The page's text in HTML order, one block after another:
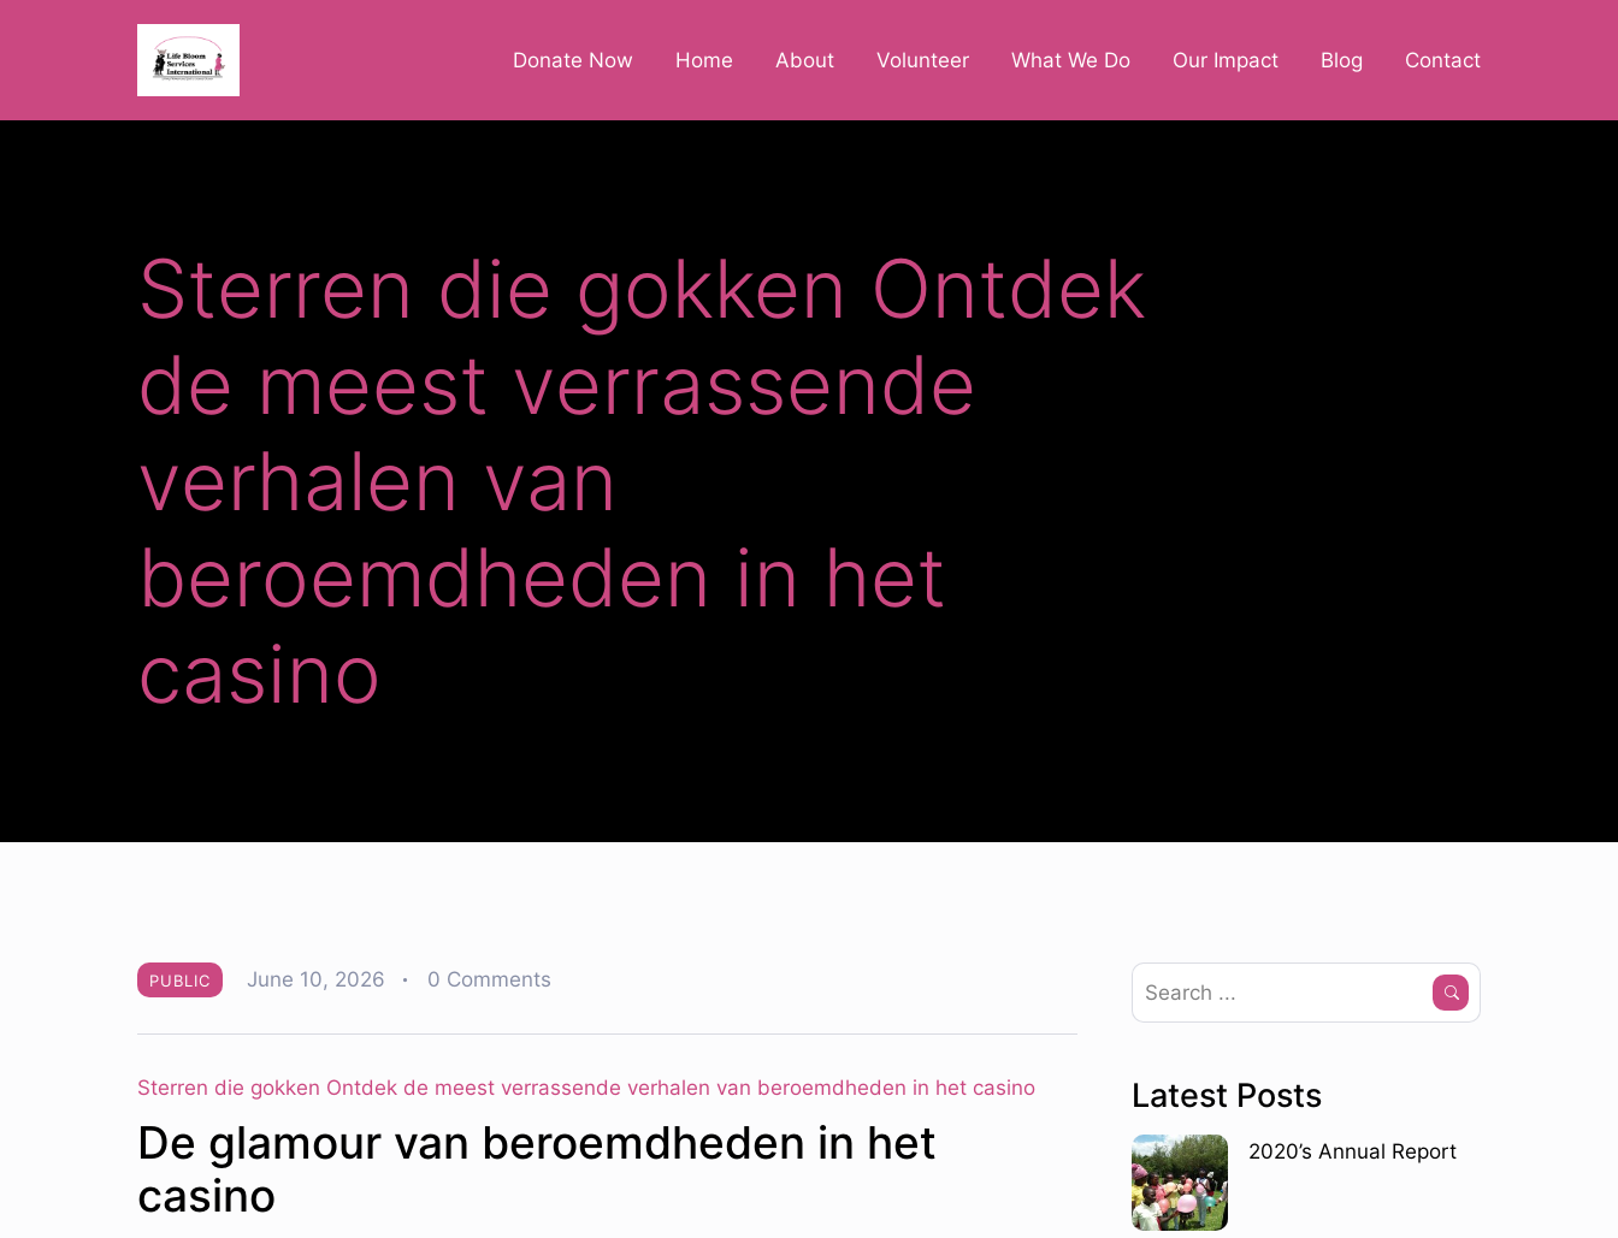
Donate Now Home About Volunteer What We Do Our Impact Blog Contact
Sterren die gokken Ontdek
de meest verrassende
verhalen van
beroemdheden in het
casino
PUBLIC June 10, 2026 0 Comments
Sterren die gokken Ontdek de meest verrassende verhalen van beroemdheden in het casino
De glamour van beroemdheden in het
casino
Latest Posts
2020’s Annual Report